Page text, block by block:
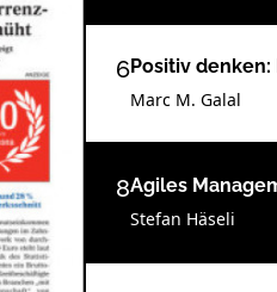
6Positiv denken:
Marc M. Galal
8Agiles
Stefan Häseli